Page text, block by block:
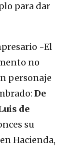
para dar
-El
no
personaje
De
de
su
Hacienda,